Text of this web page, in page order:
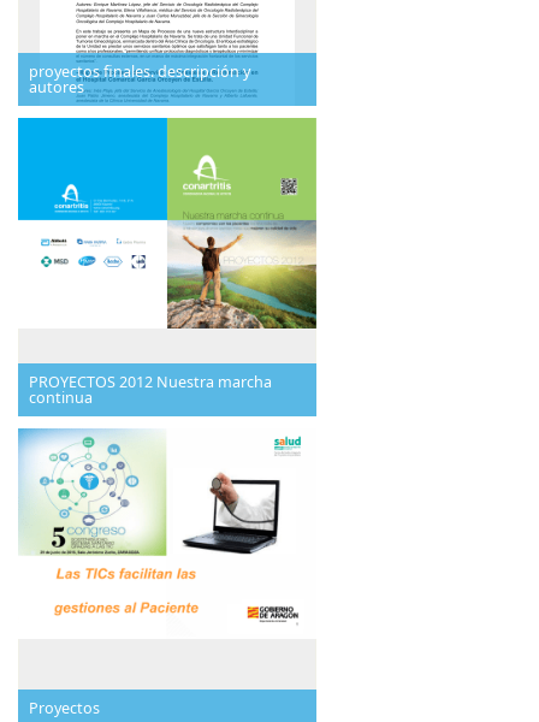
proyectos finales. descripción y
autores
PROYECTOS 2012 Nuestra marcha
continua
Proyectos